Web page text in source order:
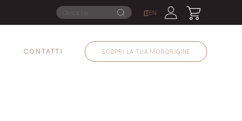
ITEN
CONTATTI SCOPRI LA TUA MONORIGINE